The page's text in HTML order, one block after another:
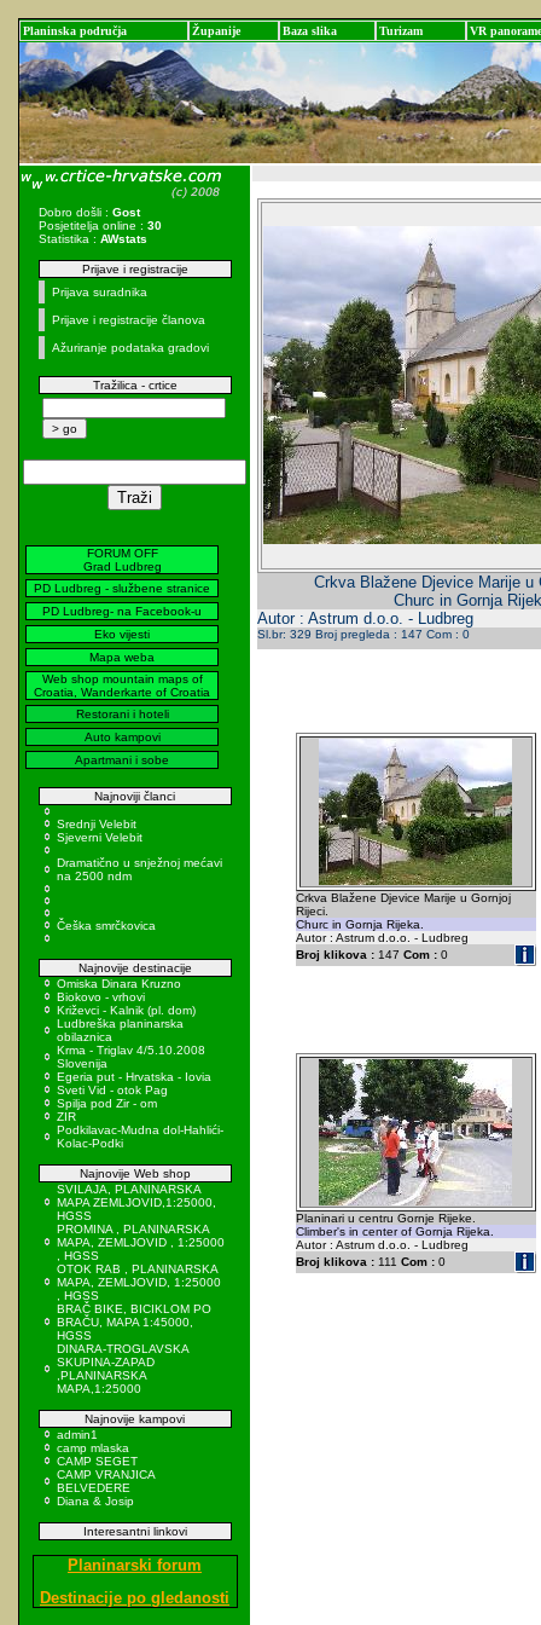
Planinska područja Županije Baza slika Turizam VR panorame
Dobro došli : Gost
Posjetitelja online : 30
Statistika : AWstats
Prijave i registracije
Prijava suradnika
Prijave i registracije članova
Ažuriranje podataka gradovi
Tražilica - crtice
FORUM OFF
Grad Ludbreg
PD Ludbreg - službene stranice
PD Ludbreg- na Facebook-u
Eko vijesti
Mapa weba
Web shop mountain maps of
Croatia, Wanderkarte of Croatia
Restorani i hoteli
Auto kampovi
Apartmani i sobe
Najnoviji članci
Srednji Velebit
Sjeverni Velebit
Dramatično u snježnoj mećavi
na 2500 ndm
Češka smrčkovica
Najnovije destinacije
Omiska Dinara Kruzno
Biokovo - vrhovi
Križevci - Kalnik (pl. dom)
Ludbreška planinarska
obilaznica
Krma - Triglav 4/5.10.2008
Slovenija
Egeria put - Hrvatska - Iovia
Sveti Vid - otok Pag
Spilja pod Zir - om
ZIR
Podkilavac-Mudna dol-Hahlići-
Kolac-Podki
Najnovije Web shop
SVILAJA, PLANINARSKA
MAPA ZEMLJOVID,1:25000,
HGSS
PROMINA , PLANINARSKA
MAPA, ZEMLJOVID , 1:25000
, HGSS
OTOK RAB , PLANINARSKA
MAPA, ZEMLJOVID, 1:25000
, HGSS
BRAČ BIKE, BICIKLOM PO
BRAČU, MAPA 1:45000,
HGSS
DINARA-TROGLAVSKA
SKUPINA-ZAPAD
,PLANINARSKA
MAPA,1:25000
Najnovije kampovi
admin1
camp mlaska
CAMP SEGET
CAMP VRANJICA
BELVEDERE
Diana & Josip
Interesantni linkovi
Planinarski forum
Destinacije po gledanosti
Crkva Blažene Djevice Marije u
Churc in Gornja
Autor : Astrum d.o.o. - Ludbreg
Sl.br: 329 Broj pregleda : 147 Com : 0
Crkva Blažene Djevice Marije u Gornjoj
Rijeci.
Churc in Gornja Rijeka.
Autor : Astrum d.o.o. - Ludbreg
Broj klikova :147 Com :0
Planinari u centru Gornje Rijeke.
Climber's in center of Gornja Rijeka.
Autor : Astrum d.o.o. - Ludbreg
Broj klikova :111 Com :0